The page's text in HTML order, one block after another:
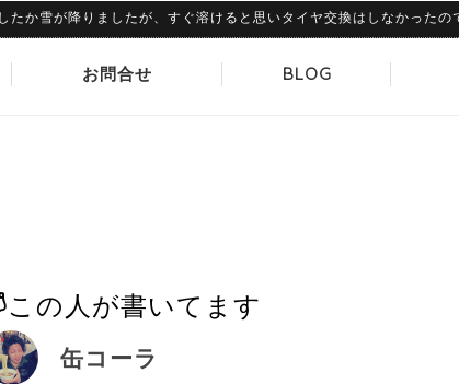
が降りましたが、すぐ溶けると思いタイヤ交換はしなかったのです
お問合せ BLOG
この人が書いてます
缶コーラ